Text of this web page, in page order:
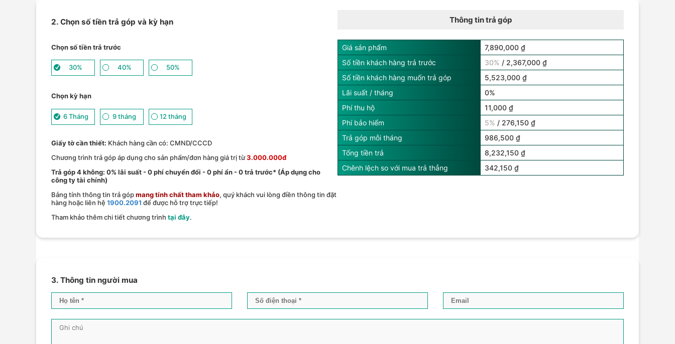
2. Chọn số tiền trả góp và kỳ hạn
Chọn số tiền trả trước
30% 40% 50%
Chọn kỳ hạn
6 Tháng 9 tháng 12 tháng
Giấy tờ cần thiết: Khách hàng cần có: CMND/CCCD
Chương trình trả góp áp dụng cho sản phẩm/đơn hàng giá trị từ3.000.000đ
Trả góp 4 không: 0% lãi suất - 0 phí chuyển đổi - 0 phí ẩn - 0 trả trước* (Áp dụng cho
công ty tài chính)
Bảng tính thông tin trả gópmang tính chất tham khảo, quý khách vui lòng điền thông tin đặt
hàng hoặc liên hệ 1900.2091 để được hỗ trợ trực tiếp!
Tham khảo thêm chi tiết chương trình tại đây.
Thông tin trả góp
Giá sản phẩm
7,890,000 ₫
Số tiền khách hàng trả trước
30% / 2,367,000 ₫
Số tiền khách hàng muốn trả góp
5,523,000 ₫
Lãi suất / tháng
0%
Phí thu hộ
11,000 ₫
Phí bảo hiểm
5% / 276,150 ₫
Trả góp mỗi tháng
986,500 ₫
Tổng tiền trả
8,232,150 ₫
Chênh lệch so với mua trả thẳng
342,150 ₫
3. Thông tin người mua